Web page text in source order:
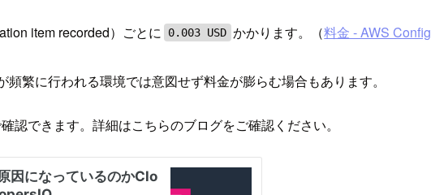
item recorded）ごとに 0.003 USD かかります。（料金 - AWS
繁に行われる環境では意図せず料金が膨らむ場合もあります。
できます。詳細はこちらのブログをご確認ください。